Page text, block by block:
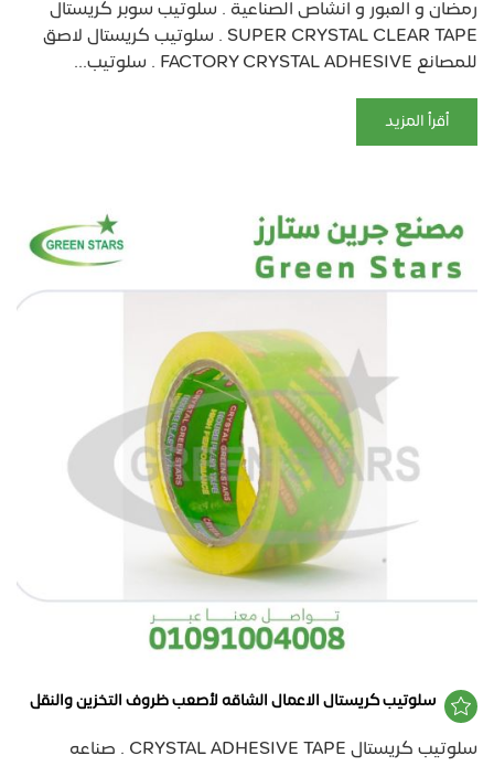
رمضان و العبور و انشاص الصناعية . سلوتيب سوبر كريستال
SUPER CRYSTAL CLEAR TAPE . سلوتيب كريستال لاصق
للمصانع FACTORY CRYSTAL ADHESIVE . سلوتيب...
أقرأ المزيد
سلوتيب كريستال الاعمال الشاقه لأصعب ظروف التخزين والنقل
سلوتيب كريستال CRYSTAL ADHESIVE TAPE . صناعه